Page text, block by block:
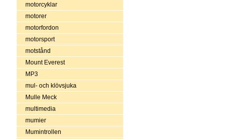
motorcyklar
motorer
motorfordon
motorsport
motstånd
Mount Everest
MP3
mul- och klövsjuka
Mulle Meck
multimedia
mumier
Mumintrollen